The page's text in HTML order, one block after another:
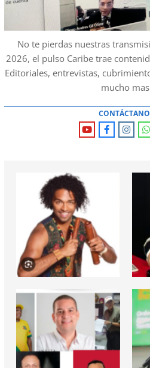
No te pierdas nuestras
2026, el pulso Caribe trae
Editoriales, entrevistas,
mucho